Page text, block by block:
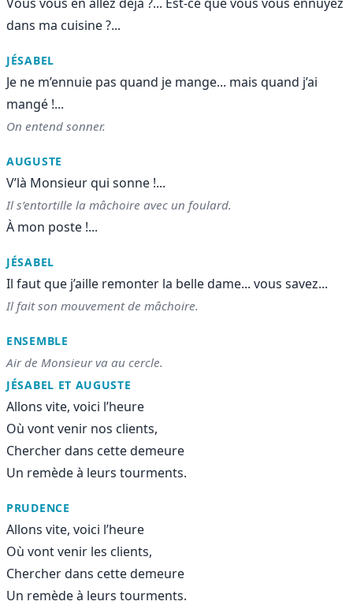
dans ma cuisine ?...
JÉSABEL
Je ne m’ennuie pas quand je mange... mais quand j’ai
mangé !...
On entend sonner.
AUGUSTE
V’là Monsieur qui sonne !...
Il s’entortille la mâchoire avec un foulard.
À mon poste !...
JÉSABEL
Il faut que j’aille remonter la belle dame... vous savez...
Il fait son mouvement de mâchoire.
ENSEMBLE
Air de Monsieur va au cercle.
JÉSABEL ET AUGUSTE
Allons vite, voici l’heure
Où vont venir nos clients,
Chercher dans cette demeure
Un remède à leurs tourments.
PRUDENCE
Allons vite, voici l’heure
Où vont venir les clients,
Chercher dans cette demeure
Un remède à leurs tourments.